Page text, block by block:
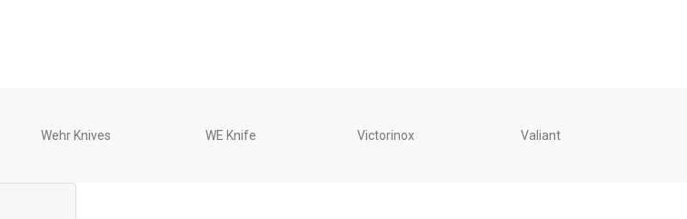
Wehr Knives WE Knife Victorinox Valiant